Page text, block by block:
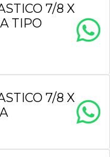
7/8 X
TIPO
7/8 X